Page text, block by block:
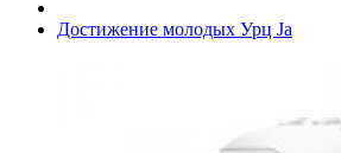
Достижение молодых Урц Ja